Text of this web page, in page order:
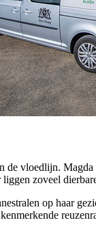
de vloedlijn.
zoveel
op haar